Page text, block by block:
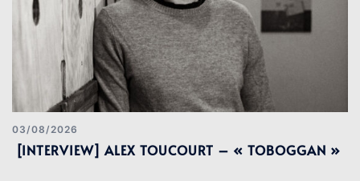
03/08/2026
[INTERVIEW] ALEX TOUCOURT – « TOBOGGAN »